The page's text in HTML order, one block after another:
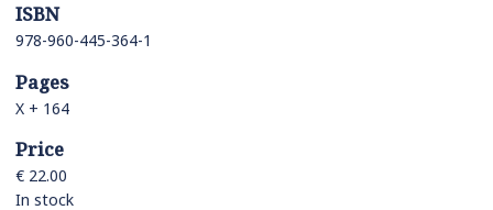
ISBN
978-960-445-364-1
Pages
Χ + 164
Price
€ 22.00
In stock